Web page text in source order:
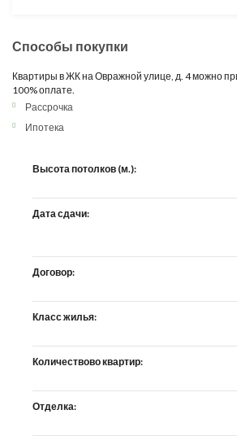
Способы покупки
Квартиры в ЖК на Овражной улице, д. 4 можно
100% оплате.
Рассрочка
Ипотека
Высота потолков (м.):
Дата сдачи:
Договор:
Класс жилья:
Количествово квартир:
Отделка: